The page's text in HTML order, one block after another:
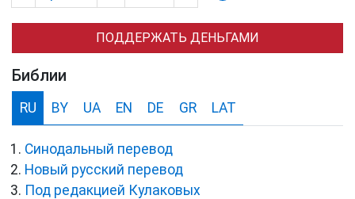
ПОДДЕРЖАТЬ ДЕНЬГАМИ
Библии
RU BY UA EN DE GR LAT
Синодальный перевод
Новый русский перевод
Под редакцией Кулаковых